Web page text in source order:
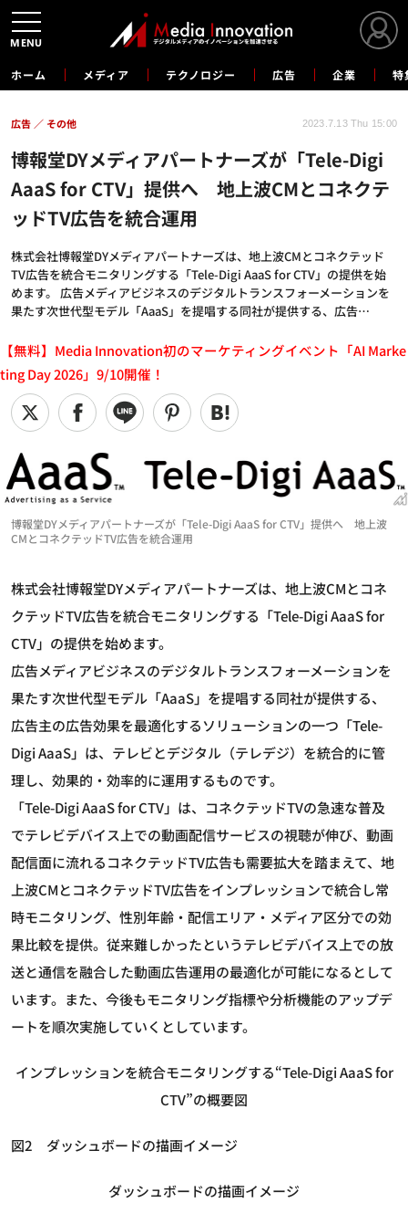
ホーム メディア テクノロジー 広告 企業 特
博報堂DYメディアパートナーズが「Tele-Digi
AaaS for CTV」提供へ 地上波CMとコネクテ
ッドTV広告を統合運用
株式会社博報堂DYメディアパートナーズは、地上波CMとコネクテッド
TV広告を統合モニタリングする「Tele-Digi AaaS for CTV」の提供を始
めます。 広告メディアビジネスのデジタルトランスフォーメーションを
果たす次世代型モデル「AaaS」を提唱する同社が提供する、広告…
広告 その他 2023.7.13 Thu 15:00
【無料】Media Innovation初のマーケティングイベント「AI Marke
ting Day 2026」9/10開催！
博報堂DYメディアパートナーズが「Tele-Digi AaaS for CTV」提供へ 地上波
CMとコネクテッドTV広告を統合運用
株式会社博報堂DYメディアパートナーズは、地上波CMとコネ
クテッドTV広告を統合モニタリングする「Tele-Digi AaaS for
CTV」の提供を始めます。
広告メディアビジネスのデジタルトランスフォーメーションを
果たす次世代型モデル「AaaS」を提唱する同社が提供する、
広告主の広告効果を最適化するソリューションの一つ「Tele-
Digi AaaS」は、テレビとデジタル（テレデジ）を統合的に管
理し、効果的・効率的に運用するものです。
「Tele-Digi AaaS for CTV」は、コネクテッドTVの急速な普及
でテレビデバイス上での動画配信サービスの視聴が伸び、動画
配信面に流れるコネクテッドTV広告も需要拡大を踏まえて、地
上波CMとコネクテッドTV広告をインプレッションで統合し常
時モニタリング、性別年齢・配信エリア・メディア区分での効
果比較を提供。従来難しかったというテレビデバイス上での放
送と通信を融合した動画広告運用の最適化が可能になるとして
います。また、今後もモニタリング指標や分析機能のアップデ
ートを順次実施していくとしています。
インプレッションを統合モニタリングする“Tele-Digi AaaS for
CTV”の概要図
図2 ダッシュボードの描画イメージ
ダッシュボードの描画イメージ
MENU